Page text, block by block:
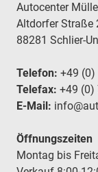
Autocenter
Altdorfer Straße
88281 Schlier-
Telefon: +49 (0)
Telefax: +49 (0)
E-Mail:
Öffnungszeiten
Montag bis